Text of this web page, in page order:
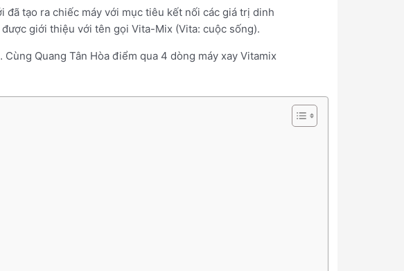
đã tạo ra chiếc máy với mục tiêu kết nối các giá trị dinh
giới thiệu với tên gọi Vita-Mix (Vita: cuộc sống).
Quang Tân Hòa điểm qua 4 dòng máy xay Vitamix